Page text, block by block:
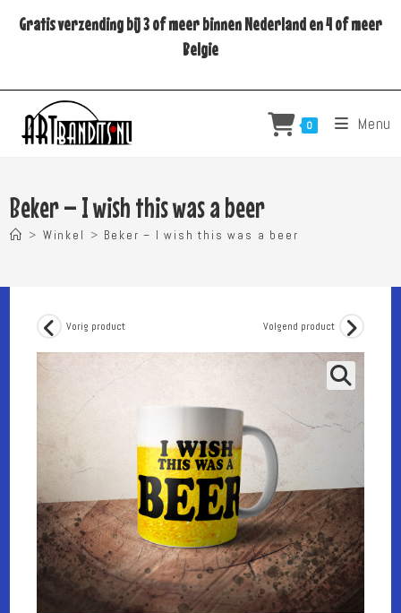
naarGratis verzending bij 3 of meer binnen Nederland en 4 of meer
Belgie
0 Menu
Beker – I wish this was a beer
> Winkel > Beker – I wish this was a beer
Vorig product Volgend product